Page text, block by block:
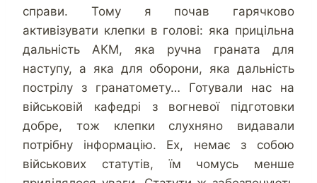
справи. Тому я почав гарячково
активізувати клепки в голові: яка прицільна
дальність АКМ, яка ручна граната для
наступу, а яка для оборони, яка дальність
пострілу з гранатомету… Готували нас на
військовій кафедрі з вогневої підготовки
добре, тож клепки слухняно видавали
потрібну інформацію. Ех, немає з собою
військових статутів, їм чомусь менше